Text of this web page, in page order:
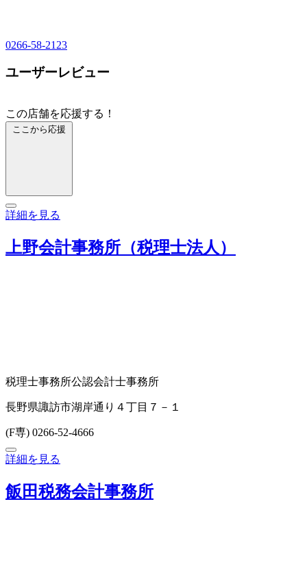
0266-58-2123
ユーザーレビュー
この店舗を応援する！
ここから応援
詳細を見る
上野会計事務所（税理士法人）
税理士事務所公認会計士事務所
長野県諏訪市湖岸通り４丁目７－１
(F専) 0266-52-4666
詳細を見る
飯田税務会計事務所